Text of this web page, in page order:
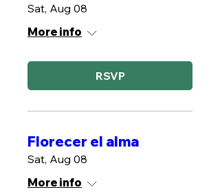
Sat, Aug 08
More info
RSVP
Florecer el alma
Sat, Aug 08
More info